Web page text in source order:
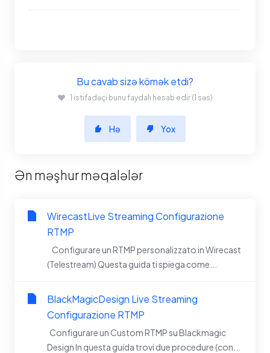
Bu cavab sizə kömək etdi?
1 istifadəçi bunu faydalı hesab edir (1 səs)
Hə Yox
Ən məşhur məqalələr
WirecastLive Streaming Configurazione
RTMP
Configurare un RTMP personalizzato in Wirecast
(Telestream) Questa guida ti spiega come...
BlackMagicDesign Live Streaming
Configurazione RTMP
Configurare un Custom RTMP su Blackmagic
Design In questa guida trovi due procedure (con...